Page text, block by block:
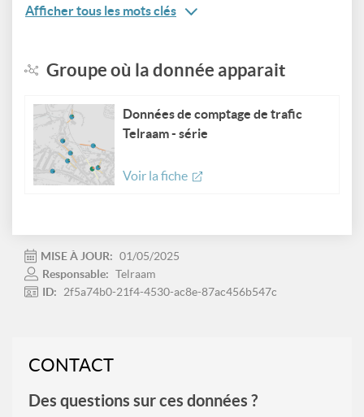
Afficher tous les mots clés
Groupe où la donnée apparait
Données de comptage de trafic
Telraam - série
Voir la fiche
MISE À JOUR: 01/05/2025
Responsable: Telraam
ID:
2f5a74b0-21f4-4530-ac8e-87ac456b547c
CONTACT
Des questions sur ces données ?